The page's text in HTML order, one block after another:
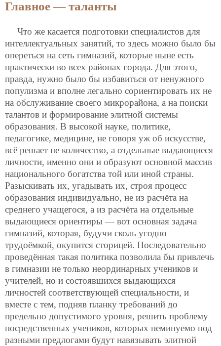
Главное — таланты
Что же касается подготовки специалистов для
интеллектуальных занятий, то здесь можно было бы
опереться на сеть гимназий, которые ныне есть
практически во всех районах города. Для этого,
правда, нужно было бы избавиться от ненужного
популизма и вполне легально сориентировать их не
на обслуживание своего микрорайона, а на поиски
талантов и формирование элитной системы
образования. В высокой науке, политике,
педагогике, медицине, не говоря уж об искусстве,
всё решает не количество, а отдельные выдающиеся
личности, именно они и образуют основной массив
национального богатства той или иной страны.
Разыскивать их, угадывать их, строя процесс
образования индивидуально, не из расчёта на
среднего учащегося, а из расчёта на отдельные
выдающиеся ориентиры — вот основная задача
гимназий, которая, будучи сколь угодно
трудоёмкой, окупится сторицей. Последовательно
проведённая такая политика позволила бы привлечь
в гимназии не только неординарных учеников и
учителей, но и состоявшихся выдающихся
личностей соответствующей специальности, и
вместе с тем, подняв планку требований до
предельно допустимого уровня, решить проблему
посредственных учеников, которых неминуемо под
разными предлогами будут навязывать элитной